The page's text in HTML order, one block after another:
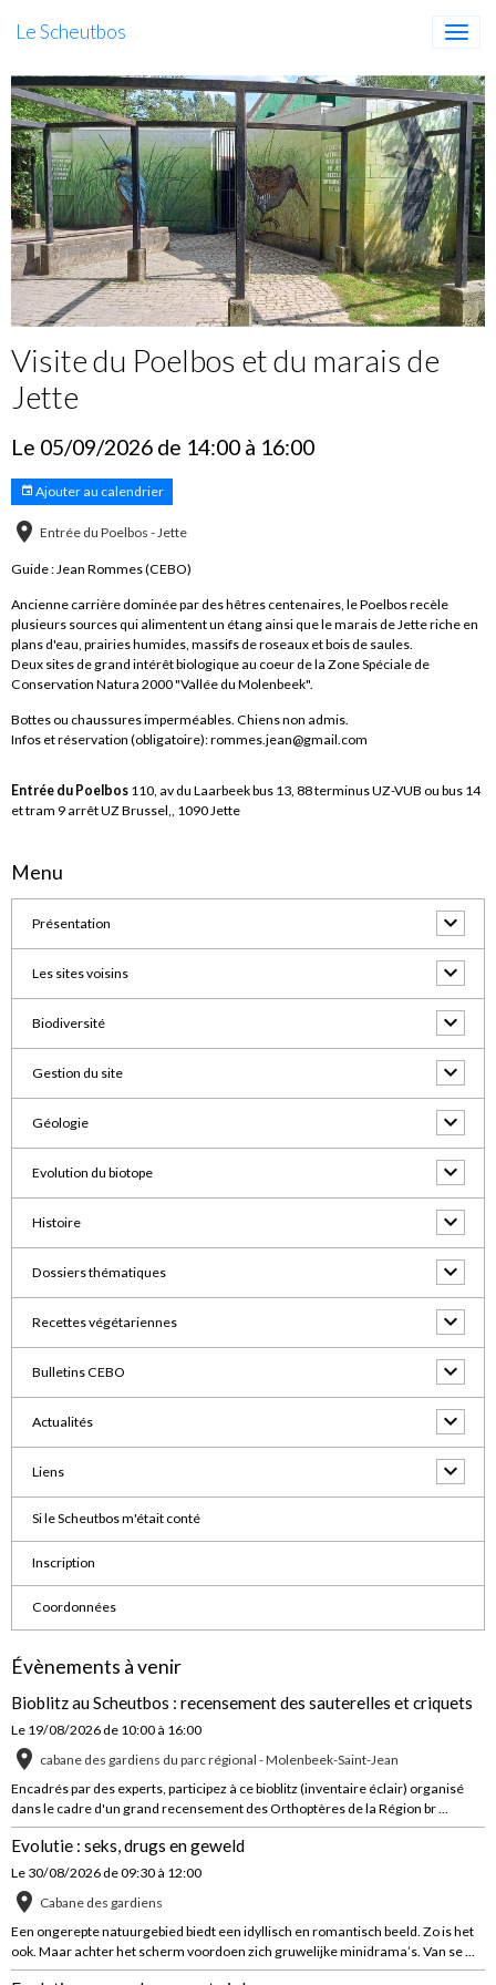
Le Scheutbos
Visite du Poelbos et du marais de
Jette
Le 05/09/2026 de 14:00 à 16:00
Ajouter au calendrier
Entrée du Poelbos - Jette
Guide : Jean Rommes (CEBO)
Ancienne carrière dominée par des hêtres centenaires, le Poelbos recèle
plusieurs sources qui alimentent un étang ainsi que le marais de Jette riche en
plans d'eau, prairies humides, massifs de roseaux et bois de saules.
Deux sites de grand intérêt biologique au coeur de la Zone Spéciale de
Conservation Natura 2000 "Vallée du Molenbeek".
Bottes ou chaussures imperméables. Chiens non admis.
Infos et réservation (obligatoire): rommes.jean@gmail.com
Entrée du Poelbos 110, av du Laarbeek bus 13, 88 terminus UZ-VUB ou bus 14
et tram 9 arrêt UZ Brussel,, 1090 Jette
Menu
Présentation
Les sites voisins
Biodiversité
Gestion du site
Géologie
Evolution du biotope
Histoire
Dossiers thématiques
Recettes végétariennes
Bulletins CEBO
Actualités
Liens
Si le Scheutbos m'était conté
Inscription
Coordonnées
Évènements à venir
Bioblitz au Scheutbos : recensement des sauterelles et criquets
Le 19/08/2026de 10:00 à 16:00
cabane des gardiens du parc régional - Molenbeek-Saint-Jean
Encadrés par des experts, participez à ce bioblitz (inventaire éclair) organisé
dans le cadre d'un grand recensement des Orthoptères de la Région br ...
Evolutie : seks, drugs en geweld
Le 30/08/2026de 09:30 à 12:00
Cabane des gardiens
Een ongerepte natuurgebied biedt een idyllisch en romantisch beeld. Zo is het
ook. Maar achter het scherm voordoen zich gruwelijke minidrama’s. Van se ...